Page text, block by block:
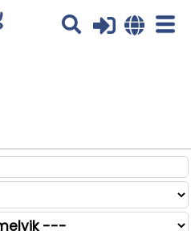
További tájékoztatás itt: